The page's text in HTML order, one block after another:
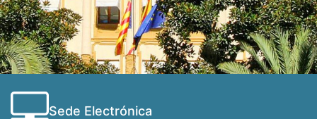
Sede Electrónica